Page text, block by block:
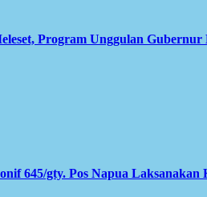
Program Unggulan
645/gty. Pos Napua